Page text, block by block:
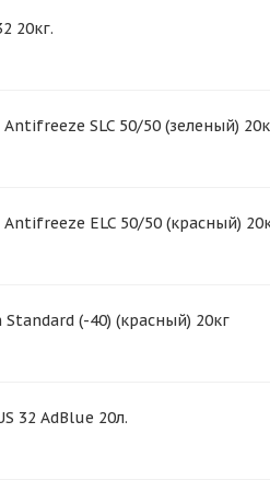
20кг.
SLC 50/50 (зеленый)
ELC 50/50 (красный)
(-40) (красный) 20кг
32 AdBlue 20л.